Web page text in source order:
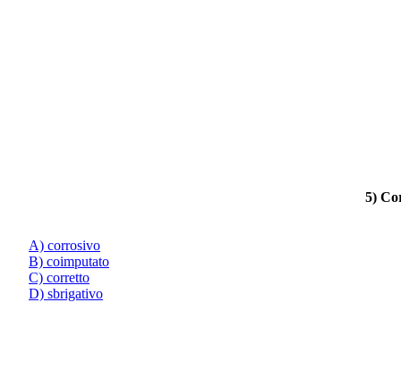
5)
A) corrosivo
B) coimputato
C) corretto
D) sbrigativo